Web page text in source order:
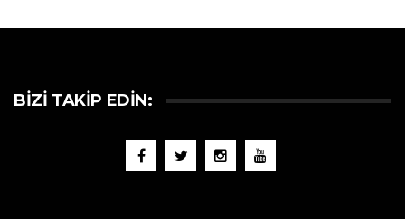
BIZI TAKIP EDIN: